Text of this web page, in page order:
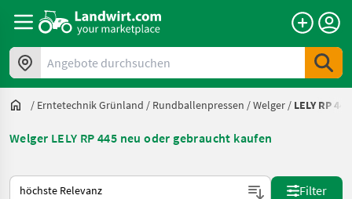
Angebote durchsuchen
/ Erntetechnik Grünland / Rundballenpressen /Welger / LELY RP 445
Welger LELY RP 445 neu oder gebraucht kaufen
So wird auf Landwirt.com sortiert
Filter